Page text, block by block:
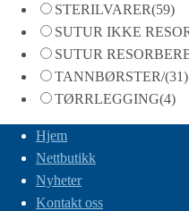
STERILVARER(59)
SUTUR IKKE
SUTUR
TANNBØRSTER/(31)
TØRRLEGGING(4)
Hjem
Nettbutikk
Nyheter
Kontakt oss